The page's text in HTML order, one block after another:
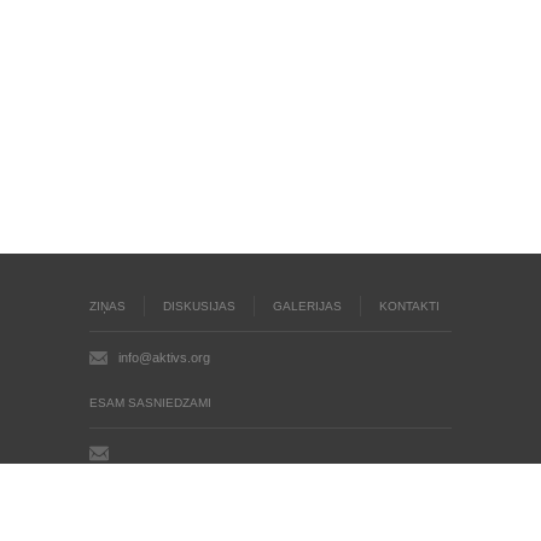
ZIŅAS DISKUSIJAS GALERIJAS KONTAKTI
info@aktivs.org
ESAM SASNIEDZAMI